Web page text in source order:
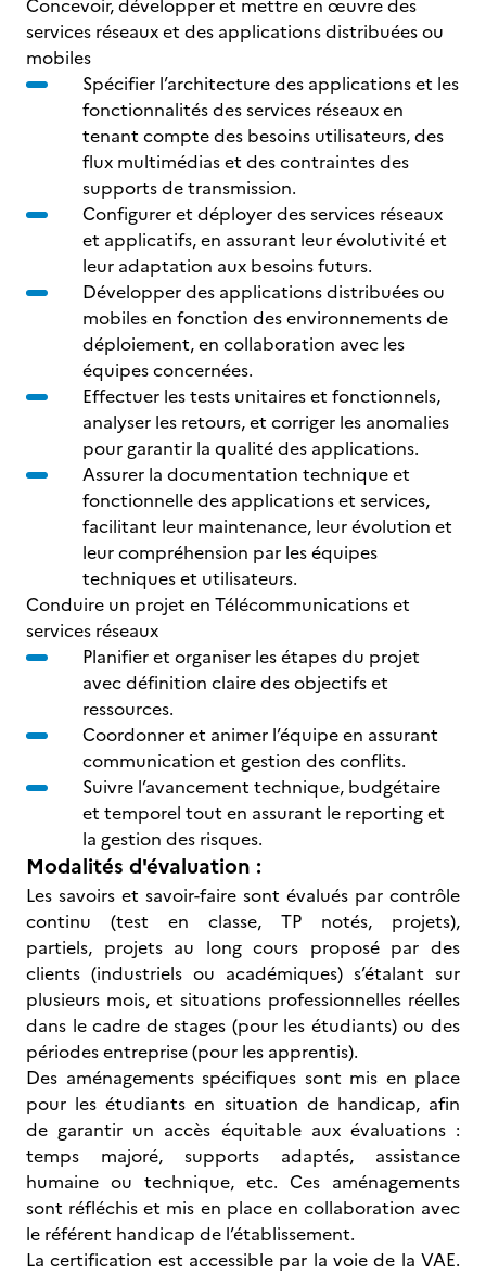
Concevoir, développer et mettre en œuvre des
services réseaux et des applications distribuées ou
mobiles
Spécifier l’architecture des applications et les
fonctionnalités des services réseaux en
tenant compte des besoins utilisateurs, des
flux multimédias et des contraintes des
supports de transmission.
Configurer et déployer des services réseaux
et applicatifs, en assurant leur évolutivité et
leur adaptation aux besoins futurs.
Développer des applications distribuées ou
mobiles en fonction des environnements de
déploiement, en collaboration avec les
équipes concernées.
Effectuer les tests unitaires et fonctionnels,
analyser les retours, et corriger les anomalies
pour garantir la qualité des applications.
Assurer la documentation technique et
fonctionnelle des applications et services,
facilitant leur maintenance, leur évolution et
leur compréhension par les équipes
techniques et utilisateurs.
Conduire un projet en Télécommunications et
services réseaux
Planifier et organiser les étapes du projet
avec définition claire des objectifs et
ressources.
Coordonner et animer l’équipe en assurant
communication et gestion des conflits.
Suivre l’avancement technique, budgétaire
et temporel tout en assurant le reporting et
la gestion des risques.
Modalités d'évaluation :
Les savoirs et savoir-faire sont évalués par contrôle
continu (test en classe, TP notés, projets),
partiels, projets au long cours proposé par des
clients (industriels ou académiques) s’étalant sur
plusieurs mois, et situations professionnelles réelles
dans le cadre de stages (pour les étudiants) ou des
périodes entreprise (pour les apprentis).
Des aménagements spécifiques sont mis en place
pour les étudiants en situation de handicap, afin
de garantir un accès équitable aux évaluations :
temps majoré, supports adaptés, assistance
humaine ou technique, etc. Ces aménagements
sont réfléchis et mis en place en collaboration avec
le référent handicap de l’établissement.
La certification est accessible par la voie de la VAE.